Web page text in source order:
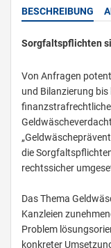
BESCHREIBUNG
Sorgfaltspflichten
Von Anfragen
und Bilanzierung
die
rechtssicher
Das Thema
Kanzleien
Problem
konkreter